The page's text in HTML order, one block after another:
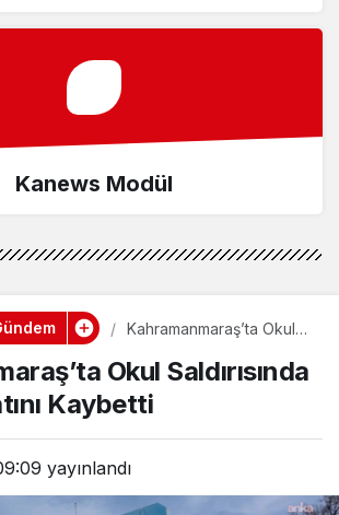
Kanews Modül
Kahramanmaraş’ta Okul
Hayatını Kaybetti
Okul Saldırısında
Kaybetti
yayınlandı